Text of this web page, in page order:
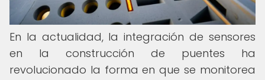
En la actualidad, la integración de sensores
en la construcción de puentes ha
revolucionado la forma en que se monitorea